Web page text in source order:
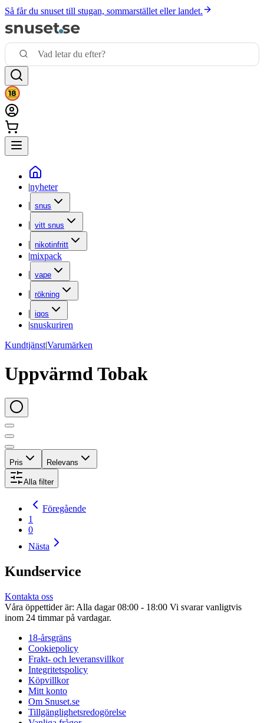
Så får du snuset till stugan, sommarstället eller landet.
|nyheter
| snus
| vitt snus
| nikotinfritt
|mixpack
| vape
| rökning
| iqos
|snuskuriren
Kundtjänst|Varumärken
Uppvärmd Tobak
Pris Relevans
Alla filter
Föregående
1
0
Nästa
Kundservice
Kontakta oss
Våra öppettider är: Alla dagar 08:00 - 18:00 Vi svarar vanligtvis
inom 24 timmar på vardagar.
18-årsgräns
Cookiepolicy
Frakt- och leveransvillkor
Integritetspolicy
Köpvillkor
Mitt konto
Om Snuset.se
Tillgänglighetsredogörelse